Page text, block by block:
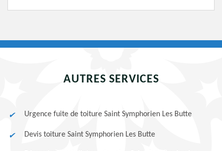
AUTRES SERVICES
Urgence fuite de toiture Saint Symphorien Les Butte
Devis toiture Saint Symphorien Les Butte